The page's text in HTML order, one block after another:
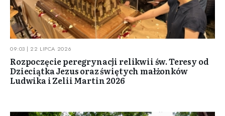
09:03 | 22 LIPCA 2026
Rozpoczęcie peregrynacji relikwii św. Teresy od
Dzieciątka Jezus oraz świętych małżonków
Ludwika i Zelii Martin 2026